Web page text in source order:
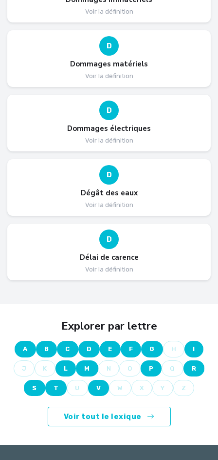
Voir la définition
D
Dommages matériels
Voir la définition
D
Dommages électriques
Voir la définition
D
Dégât des eaux
Voir la définition
D
Délai de carence
Voir la définition
Explorer par lettre
A B C D E F G H I
J K L M N O P Q R
S T U V W X Y Z
Voir tout le lexique